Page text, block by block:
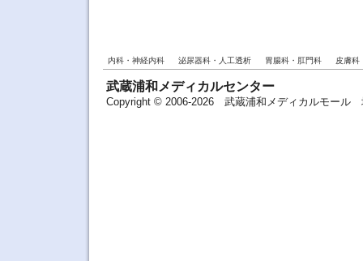
内科・神経内科 泌尿器科・人工透析 胃腸科・肛門科 皮膚科
武蔵浦和メディカルセンター
Copyright © 2006-2026 武蔵浦和メディカルモール